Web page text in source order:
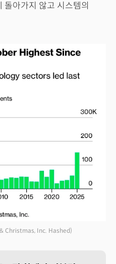
돌아가지 않고 시스템의
Christmas, Inc. Hashed)